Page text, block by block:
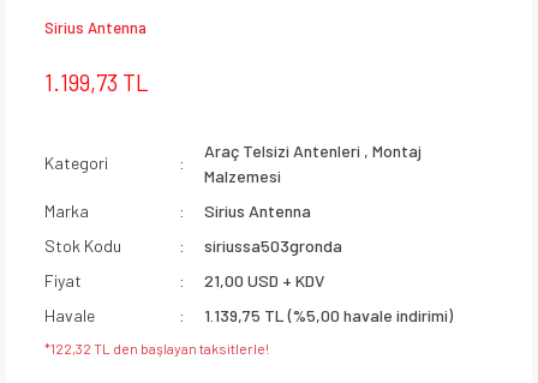
Sirius Antenna
1.199,73 TL
Kategori
Araç Telsizi Antenleri ,Montaj
Malzemesi
Marka
Sirius Antenna
Stok Kodu
siriussa503gronda
Fiyat
21,00 USD + KDV
Havale
1.139,75 TL (%5,00 havale indirimi)
*122,32 TL den başlayan taksitlerle!